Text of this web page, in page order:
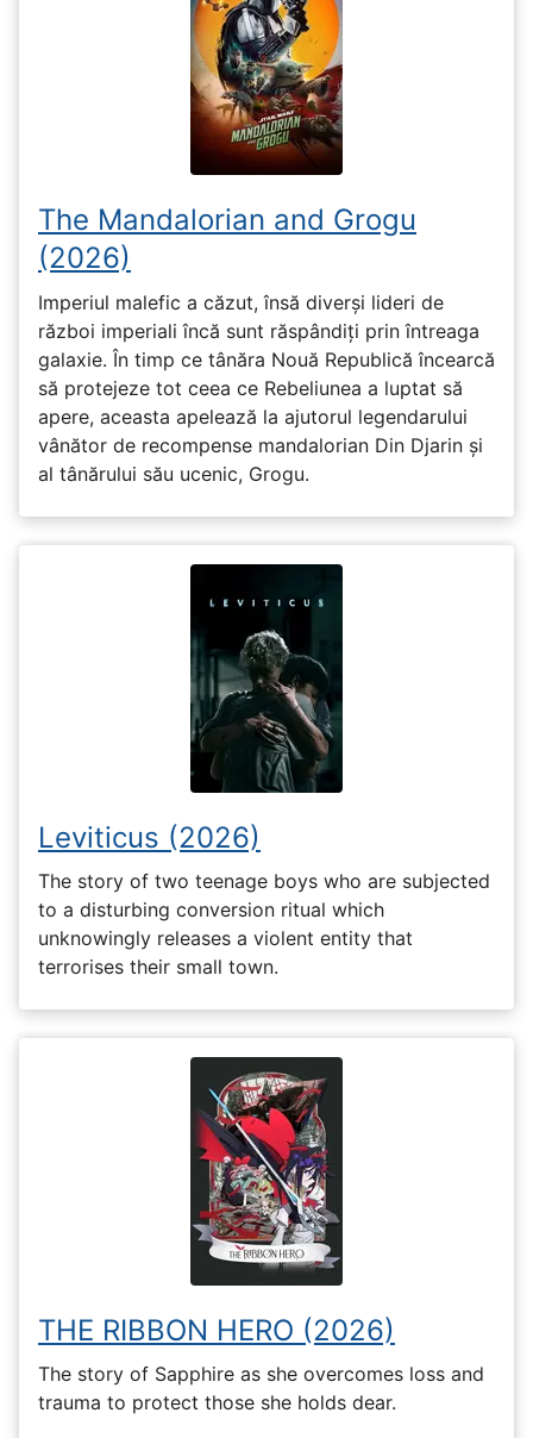
The Mandalorian and Grogu
(2026)
Imperiul malefic a căzut, însă diverși lideri de
război imperiali încă sunt răspândiți prin întreaga
galaxie. În timp ce tânăra Nouă Republică încearcă
să protejeze tot ceea ce Rebeliunea a luptat să
apere, aceasta apelează la ajutorul legendarului
vânător de recompense mandalorian Din Djarin și
al tânărului său ucenic, Grogu.
Leviticus (2026)
The story of two teenage boys who are subjected
to a disturbing conversion ritual which
unknowingly releases a violent entity that
terrorises their small town.
THE RIBBON HERO (2026)
The story of Sapphire as she overcomes loss and
trauma to protect those she holds dear.